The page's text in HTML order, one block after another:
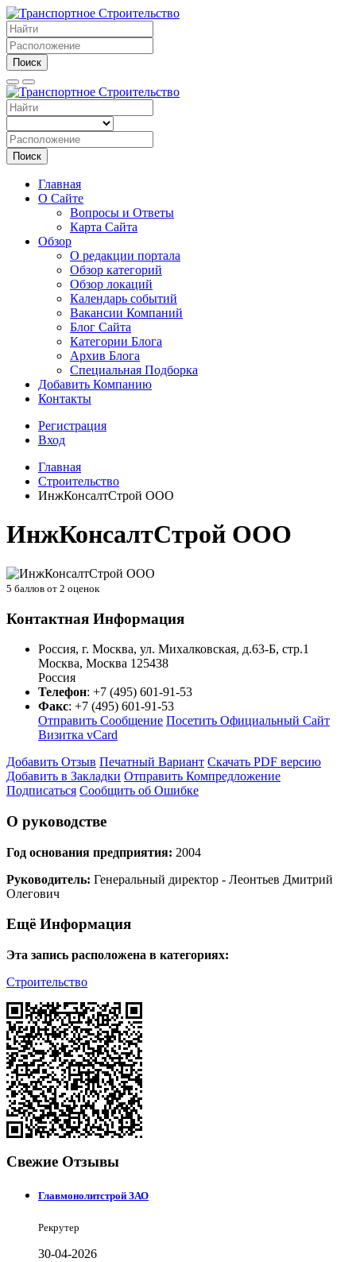
Поиск
Поиск
Главная
О Сайте
Вопросы и Ответы
Карта Сайта
Обзор
О редакции портала
Обзор категорий
Обзор локаций
Календарь событий
Вакансии Компаний
Блог Сайта
Категории Блога
Архив Блога
Специальная Подборка
Добавить Компанию
Контакты
Регистрация
Вход
Главная
Строительство
ИнжКонсалтСтрой ООО
ИнжКонсалтСтрой ООО
5 баллов от 2 оценок
Контактная Информация
Россия, г. Москва, ул. Михалковская, д.63-Б, стр.1
Москва, Москва 125438
Россия
Телефон: +7 (495) 601-91-53
Факс: +7 (495) 601-91-53
Отправить Сообщение Посетить Официальный Сайт
Визитка vCard
Добавить Отзыв Печатный Вариант Скачать PDF версию
Добавить в Закладки Отправить Компредложение
Подписаться Сообщить об Ошибке
О руководстве
Год основания предприятия: 2004
Руководитель: Генеральный директор - Леонтьев Дмитрий
Олегович
Ещё Информация
Эта запись расположена в категориях:
Строительство
Свежие Отзывы
Главмонолитстрой ЗАО
Рекрутер
30-04-2026